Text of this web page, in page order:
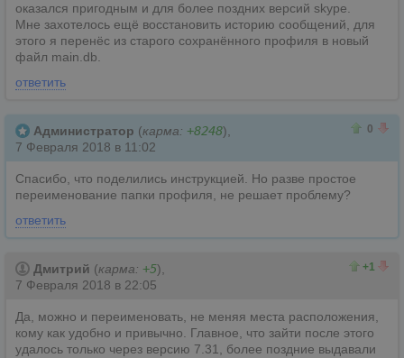
оказался пригодным и для более поздних версий skype.
Мне захотелось ещё восстановить историю сообщений, для
этого я перенёс из старого сохранённого профиля в новый
файл main.db.
ответить
0
Администратор (карма: +8248),
7 Февраля 2018 в 11:02
Спасибо, что поделились инструкцией. Но разве простое
переименование папки профиля, не решает проблему?
ответить
+1
Дмитрий (карма: +5),
7 Февраля 2018 в 22:05
Да, можно и переименовать, не меняя места расположения,
кому как удобно и привычно. Главное, что зайти после этого
удалось только через версию 7.31, более поздние выдавали